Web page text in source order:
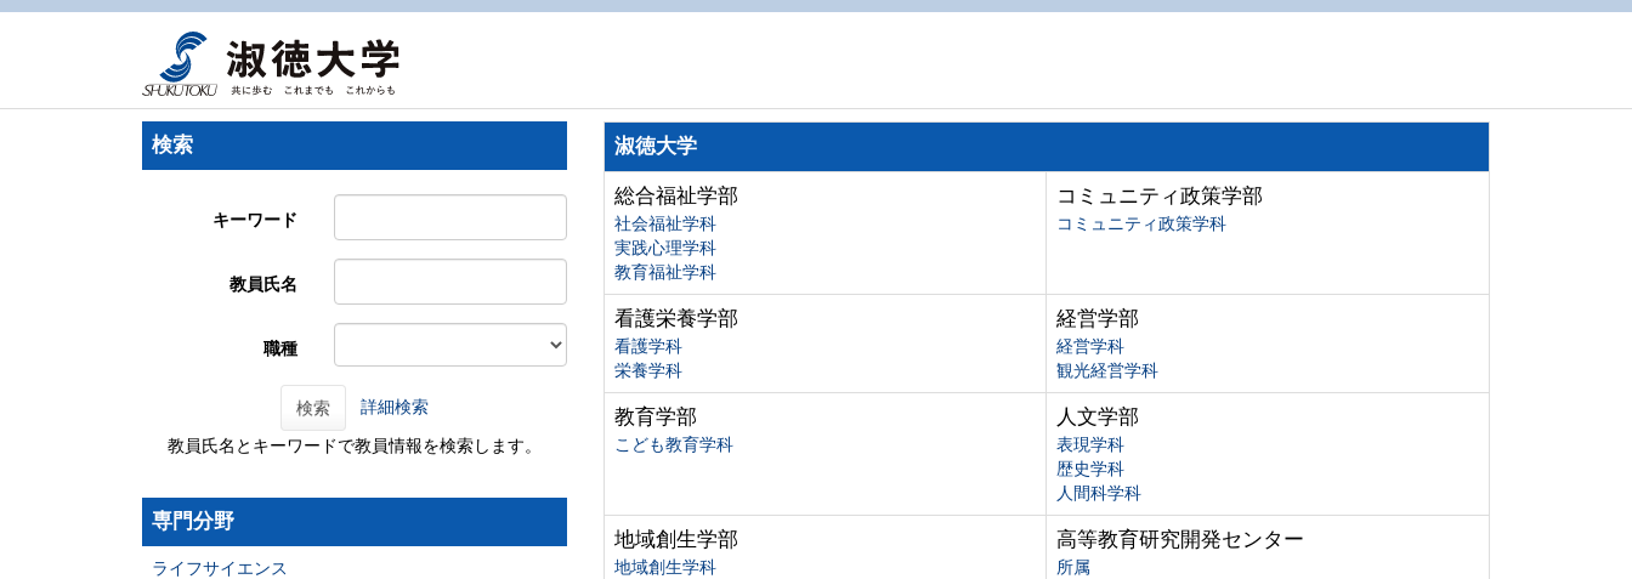
検索
キーワード
教員氏名
職種
検索 詳細検索
教員氏名とキーワードで教員情報を検索します。
専門分野
ライフサイエンス
淑徳大学
総合福祉学部
社会福祉学科
実践心理学科
教育福祉学科
コミュニティ政策学部
コミュニティ政策学科
看護栄養学部
看護学科
栄養学科
経営学部
経営学科
観光経営学科
教育学部
こども教育学科
人文学部
表現学科
歴史学科
人間科学科
地域創生学部
地域創生学科
高等教育研究開発センター
所属